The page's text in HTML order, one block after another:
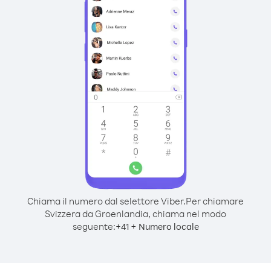
Chiama il numero dal selettore Viber.Per chiamare
Svizzera da Groenlandia, chiama nel modo
seguente:+41+ Numero locale